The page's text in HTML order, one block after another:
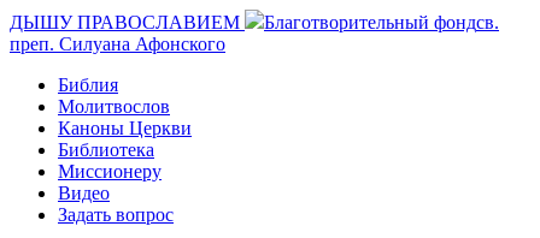
ДЫШУ ПРАВОСЛАВИЕМ Благотворительный фондсв.
преп. Силуана Афонского
Библия
Молитвослов
Каноны Церкви
Библиотека
Миссионеру
Видео
Задать вопрос